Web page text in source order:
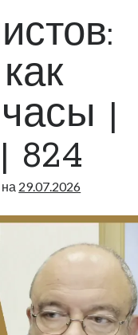
|
824
на 29.07.2026